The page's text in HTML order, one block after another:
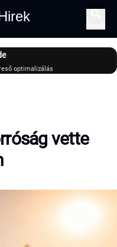
optimalizálás
vette